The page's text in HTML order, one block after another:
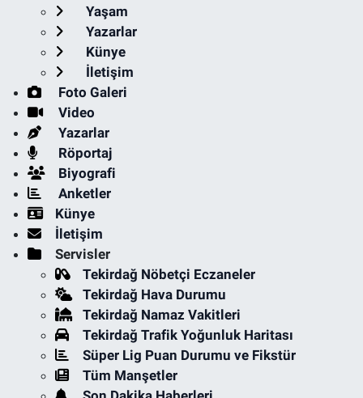
Yaşam
Yazarlar
Künye
İletişim
Foto Galeri
Video
Yazarlar
Röportaj
Biyografi
Anketler
Künye
İletişim
Servisler
Tekirdağ Nöbetçi Eczaneler
Tekirdağ Hava Durumu
Tekirdağ Namaz Vakitleri
Tekirdağ Trafik Yoğunluk Haritası
Süper Lig Puan Durumu ve Fikstür
Tüm Manşetler